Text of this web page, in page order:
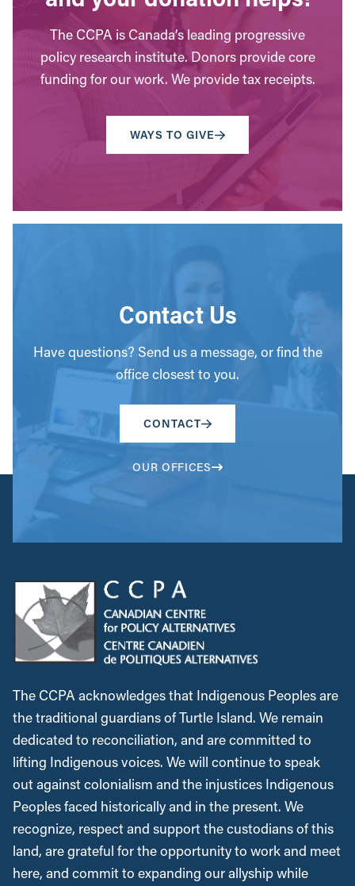
The CCPA is Canada’s leading progressive
policy research institute. Donors provide core
funding for our work. We provide tax receipts.
WAYS TO GIVE
Contact Us
Have questions? Send us a message, or find the
office closest to you.
CONTACT
OUR OFFICES
The CCPA acknowledges that Indigenous Peoples are
the traditional guardians of Turtle Island. We remain
dedicated to reconciliation, and are committed to
lifting Indigenous voices. We will continue to speak
out against colonialism and the injustices Indigenous
Peoples faced historically and in the present. We
recognize, respect and support the custodians of this
land, are grateful for the opportunity to work and meet
here, and commit to expanding our allyship while